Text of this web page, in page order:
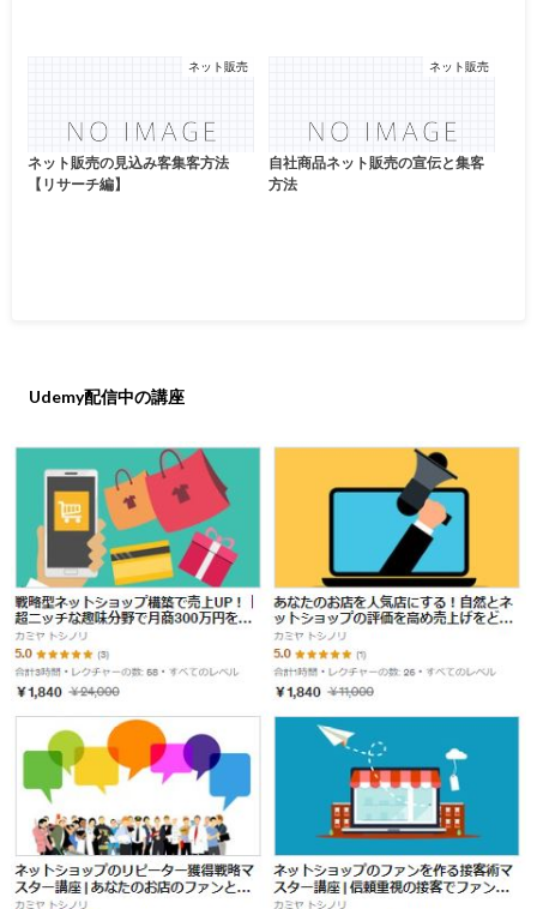
ネット販売
ネット販売の見込み客集客方法
【リサーチ編】
ネット販売
自社商品ネット販売の宣伝と集客
方法
Udemy配信中の講座